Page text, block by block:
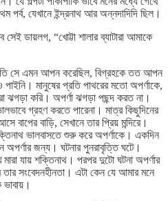
যেখানে ইন্দ্রনাথ আর অন্নদাদিদি ছিল।
ডায়লগ, “খোট্টা শালার ব্যাটারা আমাকে
সে এমন আপন করেছিল, বিগ্রহকে তত আপন
মানুষের প্রতি পাথরের মতো অপর্ণাকে,
ঝগড়া করি। অপর্ণা ঝগড়া পছন্দ করত না।
গ্রহণ করতে পারেনা। মাত্র কিছুদিনের
বাপের বাড়ি, সেখানে তার প্রিয় মন্দিরে।
ভালবাসতে শুরু করে অপর্ণাকে। একদিন
জন্য। ঘটনার পুনরাবৃত্তি ঘটে।
যায় শক্তিনাথ। পরপর দুটো ঘটনা অপর্ণার
সংবেদনহীনতা। এটা কেন যে আমার মনে